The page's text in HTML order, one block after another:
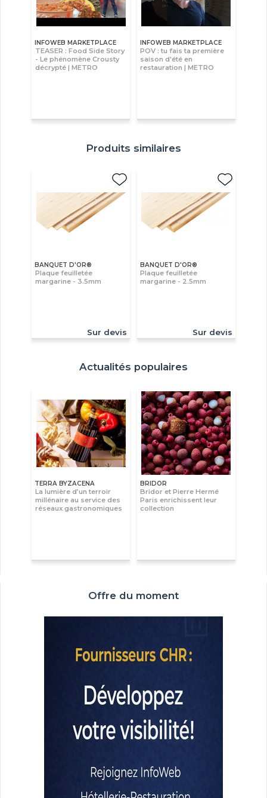
INFOWEB MARKETPLACE
TEASER : Food Side Story
- Le phénomène Crousty
décrypté | METRO
INFOWEB MARKETPLACE
POV : tu fais ta première
saison d'été en
restauration | METRO
Produits similaires
BANQUET D'OR®
Plaque feuilletée
margarine - 3.5mm
Sur devis
BANQUET D'OR®
Plaque feuilletée
margarine - 2.5mm
Sur devis
Actualités populaires
TERRA BYZACENA
La lumière d’un terroir
millénaire au service des
réseaux gastronomiques
BRIDOR
Bridor et Pierre Hermé
Paris enrichissent leur
collection
Offre du moment